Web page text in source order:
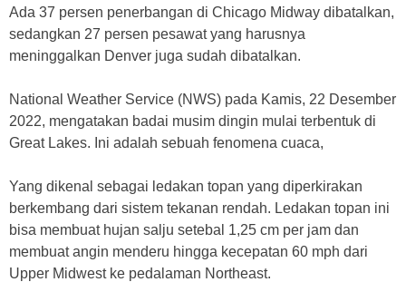
Ada 37 persen penerbangan di Chicago Midway dibatalkan,
sedangkan 27 persen pesawat yang harusnya
meninggalkan Denver juga sudah dibatalkan.
National Weather Service (NWS) pada Kamis, 22 Desember
2022, mengatakan badai musim dingin mulai terbentuk di
Great Lakes. Ini adalah sebuah fenomena cuaca,
Yang dikenal sebagai ledakan topan yang diperkirakan
berkembang dari sistem tekanan rendah. Ledakan topan ini
bisa membuat hujan salju setebal 1,25 cm per jam dan
membuat angin menderu hingga kecepatan 60 mph dari
Upper Midwest ke pedalaman Northeast.